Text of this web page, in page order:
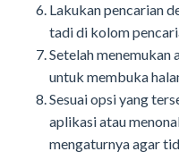
Lakukan pencarian
tadi di kolom
Setelah menemukan
untuk membuka
Sesuai opsi yang
aplikasi atau
mengaturnya agar